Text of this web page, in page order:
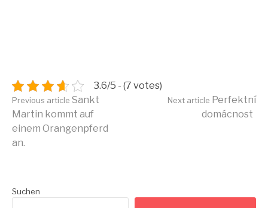
3.6/5 - (7 votes)
Continue
Reading
Previous article Sankt
Martin kommt auf
einem Orangenpferd
an.
Next article Perfektní
domácnost
Suchen